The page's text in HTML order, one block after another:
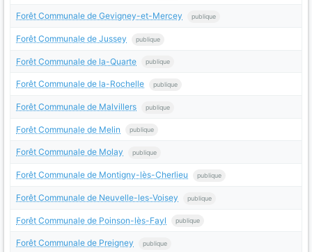
Forêt Communale de Gevigney-et-Mercey publique
Forêt Communale de Jussey publique
Forêt Communale de la-Quarte publique
Forêt Communale de la-Rochelle publique
Forêt Communale de Malvillers publique
Forêt Communale de Melin publique
Forêt Communale de Molay publique
Forêt Communale de Montigny-lès-Cherlieu publique
Forêt Communale de Neuvelle-les-Voisey publique
Forêt Communale de Poinson-lès-Fayl publique
Forêt Communale de Preigney publique